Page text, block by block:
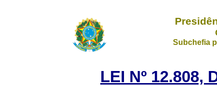
Subchefia
LEI Nº 12.808,